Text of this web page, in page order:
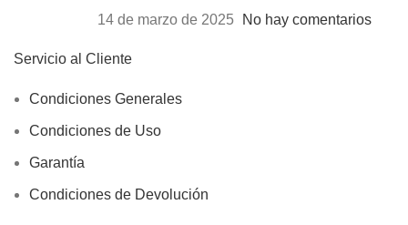
14 de marzo de 2025
No hay comentarios
Servicio al Cliente
Condiciones Generales
Condiciones de Uso
Garantía
Condiciones de Devolución